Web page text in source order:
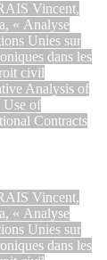
Vincent,
« Analyse
Unies sur
dans les
civil
Analysis of
Use of
Contracts
Vincent,
« Analyse
Unies sur
dans les